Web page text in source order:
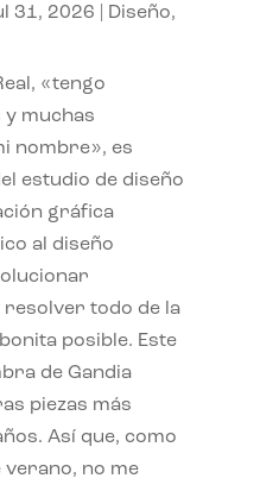
31, 2026 Diseño,
«tengo
y muchas
nombre», es
estudio de diseño
gráfica
al diseño
todo de la
posible. Este
de Gandia
piezas más
Así que, como
verano, no me